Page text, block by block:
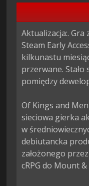
Aktualizacja:.
Steam Early
kilkunastu
przerwane.
pomiędzy
Of Kings and
sieciowa gierka
w
debiutancka
założonego
cRPG do Mount